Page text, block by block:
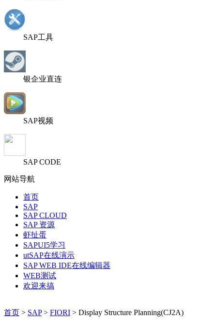
SAP工具
银企业直连
SAP视频
SAP CODE
网站导航
首页
SAP
SAP CLOUD
SAP 资源
虾扯蛋
SAPUI5学习
utSAP在线演示
SAP WEB IDE在线编辑器
WEB测试
欢迎来搞
首页 > SAP> FIORI > Display Structure Planning(CJ2A)